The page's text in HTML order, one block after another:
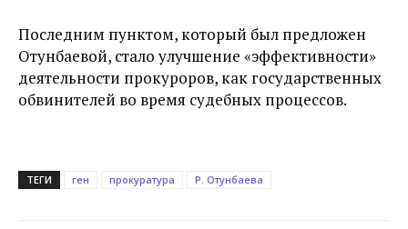
Последним пунктом, который был предложен
Отунбаевой, стало улучшение «эффективности»
деятельности прокуроров, как государственных
обвинителей во время судебных процессов.
ТЕГИ ген прокуратура Р. Отунбаева